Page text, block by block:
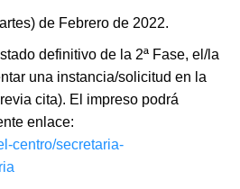
de Febrero de 2022.
definitivo de la 2ª Fase, el/la
una instancia/solicitud en la
cita). El impreso podrá
enlace:
centro/secretaria-